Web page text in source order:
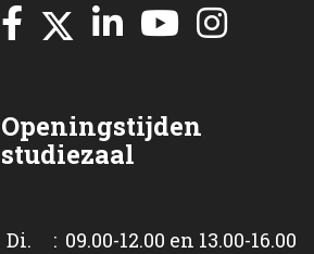
Openingstijden
studiezaal
Di. : 09.00-12.00 en 13.00-16.00